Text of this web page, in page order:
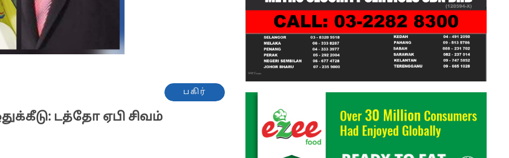
பகிர்
டத்தோ ஏபி சிவம்